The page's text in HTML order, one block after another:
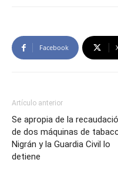
Facebook
Artículo anterior
Se apropia de la
de dos máquinas de
Nigrán y la Guardia Civil lo
detiene